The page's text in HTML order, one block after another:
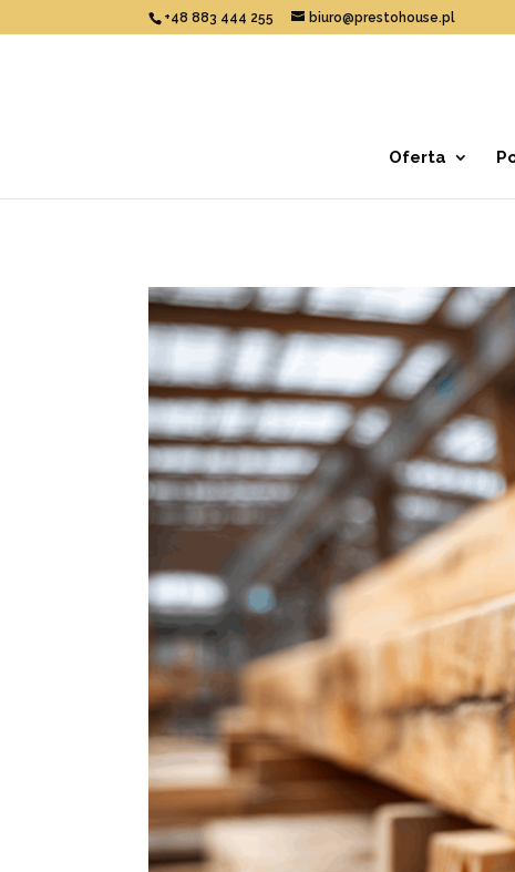
+48 883 444 255 biuro@prestohouse.pl
Oferta